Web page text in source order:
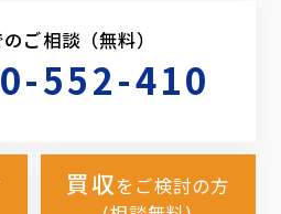
ご相談（無料）
552-410
買収をご検討の方